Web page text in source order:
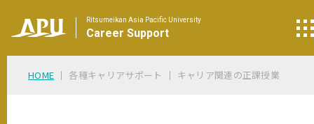
Ritsumeikan Asia Pacific University
Career Support
HOME 各種キャリアサポート キャリア関連の正課授業